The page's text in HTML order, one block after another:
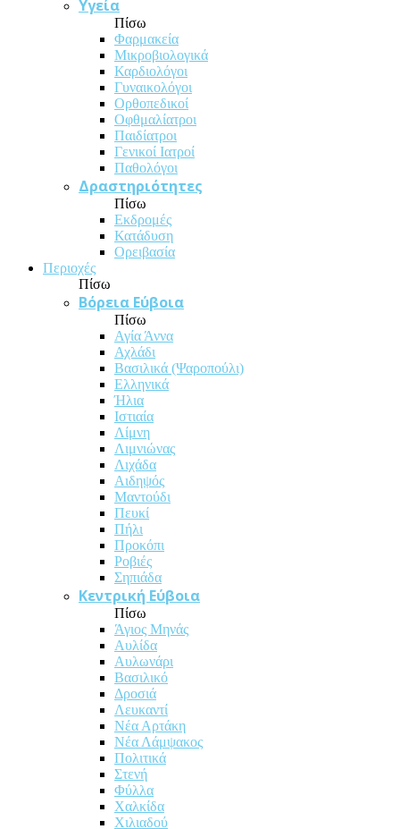
Υγεία
Πίσω
Φαρμακεία
Μικροβιολογικά
Καρδιολόγοι
Γυναικολόγοι
Ορθοπεδικοί
Οφθμαλίατροι
Παιδίατροι
Γενικοί Ιατροί
Παθολόγοι
Δραστηριότητες
Πίσω
Εκδρομές
Κατάδυση
Ορειβασία
Περιοχές
Πίσω
Βόρεια Εύβοια
Πίσω
Αγία Άννα
Αχλάδι
Βασιλικά (Ψαροπούλι)
Ελληνικά
Ήλια
Ιστιαία
Λίμνη
Λιμνιώνας
Λιχάδα
Αιδηψός
Μαντούδι
Πευκί
Πήλι
Προκόπι
Ροβιές
Σηπιάδα
Κεντρική Εύβοια
Πίσω
Άγιος Μηνάς
Αυλίδα
Αυλωνάρι
Βασιλικό
Δροσιά
Λευκαντί
Νέα Αρτάκη
Νέα Λάμψακος
Πολιτικά
Στενή
Φύλλα
Χαλκίδα
Χιλιαδού